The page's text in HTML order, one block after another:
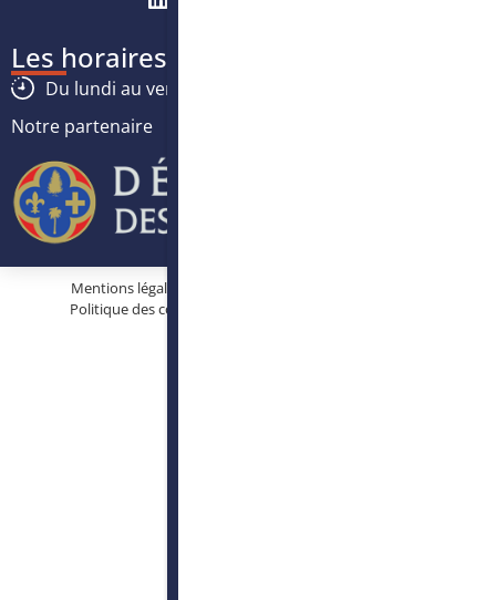
Les horaires
Du lundi au vendredi :
Notre partenaire
Mentions légales
Politique des cookies